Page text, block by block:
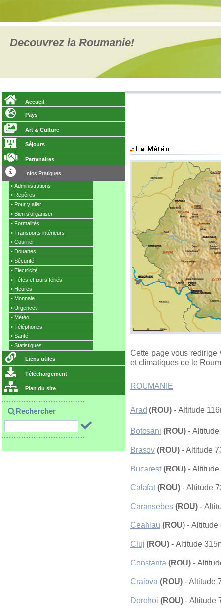
Decouvrez la Roumanie!
Accueil
Pays
Art & Culture
Séjours
Partenaires
Infos Pratiques
• Administrations
• Repères
• Pour y aller
• Bien s'organiser
• Formalités
• Transports intérieurs
• Courrier
• Douanes
• Sécurité
• Electricité
• Fêtes et jours fériés
• Heures
• Monnaie
• Urgences
• Météo
• Téléphones
• Santé
• Statistiques
Liens utiles
Téléchargement
Plan du site
Rechercher
Cette page vous redirige
et climatiques de le
ROUMANIE
Arad (ROU) - Altitude
Botosani (ROU) - Altitude
Brasov (ROU) - Altitude
Bucarest (ROU) - Altitude
Calafat (ROU) - Altitude
Caransebes (ROU) -
Ceahlau (ROU) - Altitude
Cluj (ROU) - Altitude
Constanta (ROU) -
Craiova (ROU) - Altitude
Dorohoi (ROU) - Altitude